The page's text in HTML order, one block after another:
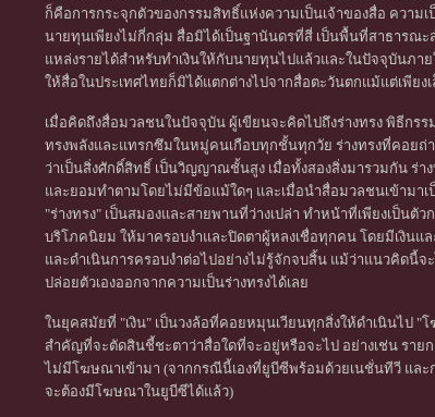
ก็คือการกระจุกตัวของกรรมสิทธิ์แห่งความเป็นเจ้าของสื่อ ควา
นายทุนเพียงไม่กี่กลุ่ม สื่อมิได้เป็นฐานันดรที่สี่ เป็นพื้นที่สาธารณะ
แหล่งรายได้สำหรับทำเงินให้กับนายทุนไปแล้วและในปัจจุบันภ
ให้สื่อในประเทศไทยก็มิได้แตกต่างไปจากสื่อตะวันตกแม้แต่เพียง
เมื่อคิดถึงสื่อมวลชนในปัจจุบัน ผู้เขียนจะคิดไปถึงร่างทรง พิธีกร
ทรงพลังและแทรกซึมในหมู่คนเกือบทุกชั้นทุกวัย ร่างทรงที่คอยถ่
ว่าเป็นสิ่งศักดิ์สิทธิ์ เป็นวิญญาณชั้นสูง เมื่อทั้งสองสิ่งมารวมกัน ร่
และยอมทำตามโดยไม่มีข้อแม้ใดๆ และเมื่อนำสื่อมวลชนเข้ามาเ
"ร่างทรง" เป็นสมองและสายพานที่ว่างเปล่า ทำหน้าที่เพียงเป็
บริโภคนิยม ให้มาครอบงำและปิดตาผู้หลงเชื่อทุกคน โดยมีเงิน
และดำเนินการครอบงำต่อไปอย่างไม่รู้จักจบสิ้น แม้ว่าแนวคิดนี้
ปล่อยตัวเองออกจากความเป็นร่างทรงได้เลย
ในยุคสมัยที่ "เงิน" เป็นวงล้อที่คอยหมุนเวียนทุกสิ่งให้ดำเนินไป
สำคัญที่จะตัดสินชี้ชะตาว่าสื่อใดที่จะอยู่หรือจะไป อย่างเช่น ราย
ไม่มีโฆษณาเข้ามา (จากกรณีนี้เองที่ยูบีซีพร้อมด้วยเนชั่นทีวี และ
จะต้องมีโฆษณาในยูบีซีได้แล้ว)